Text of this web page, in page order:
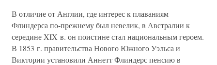
В отличие от Англии, где интерес к плаваниям
Флиндерса по-прежнему был невелик, в Австралии к
середине XIX в. он поистине стал национальным героем.
В 1853 г. правительства Нового Южного Уэльса и
Виктории установили Аннетт Флиндерс пенсию в